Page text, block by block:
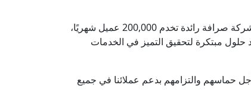
نحن نتمتع بثقة عملائنا الكرام الذين وضعوا شركة الخليج للصرافة كشركة صرافة رائدة تخدم 200,000 عميل شهريًا،
مبتكرة لتحقيق التميز في الخدمات
حماسهم والتزامهم بدعم عملائنا في جميع